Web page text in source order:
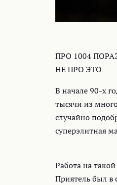
ПРО 1004
НЕ ПРО ЭТО
В начале 90-х
тысячи из
случайно
суперэлитная
Работа на
Приятель был в